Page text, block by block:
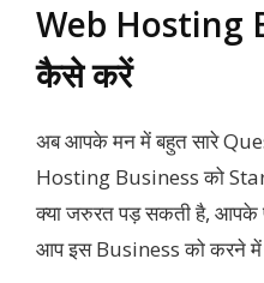
Web Hosting
कैसे करें
अब आपके मन में बहुत सारे
Hosting Business को
क्या जरुरत पड़ सकती है, आपके
आप इस Business को करने में